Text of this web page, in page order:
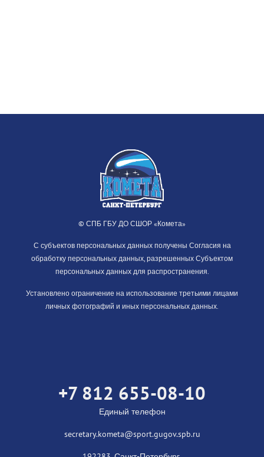
© СПБ ГБУ ДО СШОР «Комета»
С субъектов персональных данных получены Согласия на
обработку персональных данных, разрешенных Субъектом
персональных данных для распространения.
Установлено ограничение на использование третьими лицами
личных фотографий и иных персональных данных.
+7 812 655-08-10
Единый телефон
secretary.kometa@sport.gugov.spb.ru